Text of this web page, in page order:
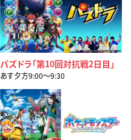
パズドラ「第10回対抗戦2日目」
あす夕方9:00〜9:30